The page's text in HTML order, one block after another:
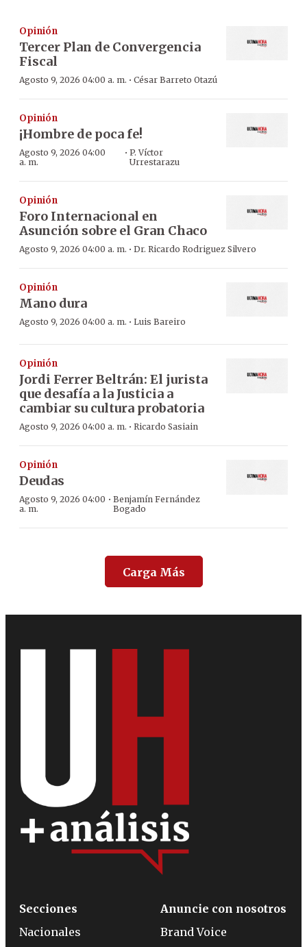
Opinión
Tercer Plan de Convergencia
Fiscal
Agosto 9, 2026 04:00 a. m. · César Barreto Otazú
Opinión
¡Hombre de poca fe!
Agosto 9, 2026 04:00
a. m.
·P. Víctor
Urrestarazu
Opinión
Foro Internacional en
Asunción sobre el Gran Chaco
Agosto 9, 2026 04:00 a. m. · Dr. Ricardo Rodriguez Silvero
Opinión
Mano dura
Agosto 9, 2026 04:00 a. m. · Luis Bareiro
Opinión
Jordi Ferrer Beltrán: El jurista
que desafía a la Justicia a
cambiar su cultura probatoria
Agosto 9, 2026 04:00 a. m. · Ricardo Sasiain
Opinión
Deudas
Agosto 9, 2026 04:00
a. m.
·Benjamín Fernández
Bogado
Carga Más
Secciones
Nacionales
Anuncie con nosotros
Brand Voice